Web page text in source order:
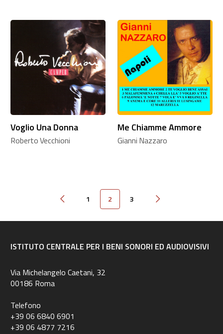
Voglio Una Donna
Roberto Vecchioni
Me Chiamme Ammore
Gianni Nazzaro
Pagina precedente
1 2 3 Pagina successiva
ISTITUTO CENTRALE PER I BENI SONORI ED AUDIOVISIVI
Via Michelangelo Caetani, 32
00186 Roma
Telefono
+39 06 6840 6901
+39 06 4877 7216